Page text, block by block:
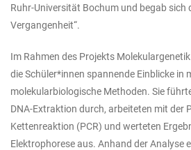
Ruhr-Universität Bochum und begab sich
Vergangenheit“.
Im Rahmen des Projekts
die Schüler*innen spannende Einblicke in
molekularbiologische Methoden. Sie
DNA-Extraktion durch, arbeiteten mit der
Kettenreaktion (PCR) und werteten
Elektrophorese aus. Anhand der Analyse